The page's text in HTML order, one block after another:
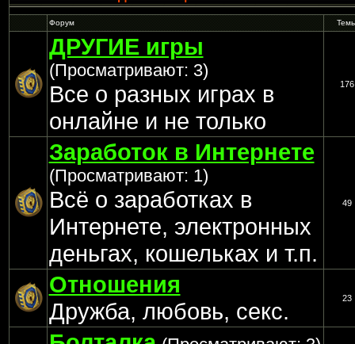
Форум
ДРУГИЕ игры
(Просматривают: 3)
Все о разных играх в
онлайне и не только
176
Заработок в Интернете
(Просматривают: 1)
Всё о заработках в
Интернете, электронных
деньгах, кошельках и т.п.
49
Отношения
Дружба, любовь, секс.
23